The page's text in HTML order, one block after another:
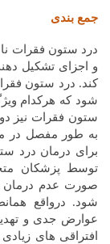
جمع بندی
درد ستون فقرات
و اجزای تشکیل
کند. درد ستون
شود که هرکدام
ستون فقرات نیز
به طور مفصل در
برای درمان درد
توسط پزشکان
صورت عدم درمان
شود. درواقع
عوارض جدی و
افتراقی های